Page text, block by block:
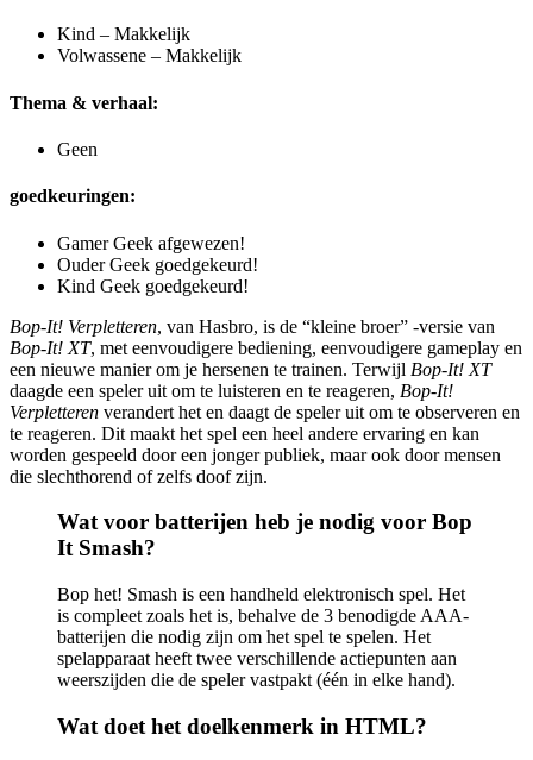
Kind – Makkelijk
Volwassene – Makkelijk
Thema & verhaal:
Geen
goedkeuringen:
Gamer Geek afgewezen!
Ouder Geek goedgekeurd!
Kind Geek goedgekeurd!
Bop-It! Verpletteren, van Hasbro, is de “kleine broer” -versie van
Bop-It! XT, met eenvoudigere bediening, eenvoudigere gameplay en
een nieuwe manier om je hersenen te trainen. Terwijl Bop-It! XT
daagde een speler uit om te luisteren en te reageren, Bop-It!
Verpletteren verandert het en daagt de speler uit om te observeren en
te reageren. Dit maakt het spel een heel andere ervaring en kan
worden gespeeld door een jonger publiek, maar ook door mensen
die slechthorend of zelfs doof zijn.
Wat voor batterijen heb je nodig voor Bop
It Smash?
Bop het! Smash is een handheld elektronisch spel. Het
is compleet zoals het is, behalve de 3 benodigde AAA-
batterijen die nodig zijn om het spel te spelen. Het
spelapparaat heeft twee verschillende actiepunten aan
weerszijden die de speler vastpakt (één in elke hand).
Wat doet het doelkenmerk in HTML?